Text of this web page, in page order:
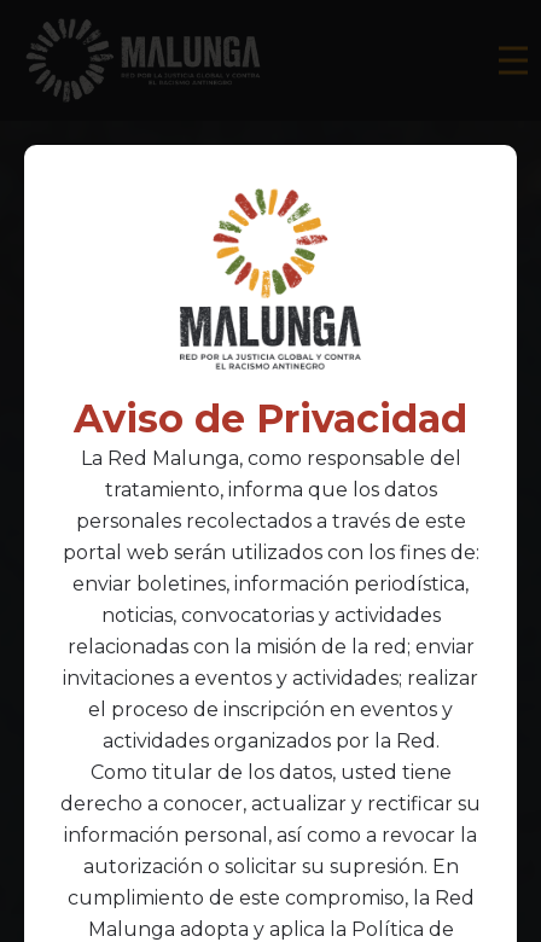
Aviso de Privacidad
La Red Malunga, como responsable del
tratamiento, informa que los datos
personales recolectados a través de este
portal web serán utilizados con los fines de:
enviar boletines, información periodística,
noticias, convocatorias y actividades
relacionadas con la misión de la red; enviar
invitaciones a eventos y actividades; realizar
el proceso de inscripción en eventos y
actividades organizados por la Red.
Como titular de los datos, usted tiene
derecho a conocer, actualizar y rectificar su
información personal, así como a revocar la
autorización o solicitar su supresión. En
cumplimiento de este compromiso, la Red
Malunga adopta y aplica la Política de